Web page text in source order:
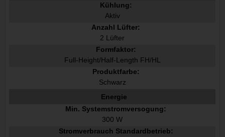
Kühlung:
Aktiv
Anzahl Lüfter:
2 Lüfter
Formfaktor:
Full-Height/Half-Length FH/HL
Produktfarbe:
Schwarz
Energie
Min. Systemstromversogung:
300 W
Stromverbrauch Standardbetrieb: